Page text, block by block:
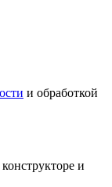
и обработкой
и